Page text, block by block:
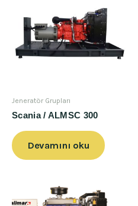
Jeneratör Grupları
Scania / ALMSC 300
Devamını oku